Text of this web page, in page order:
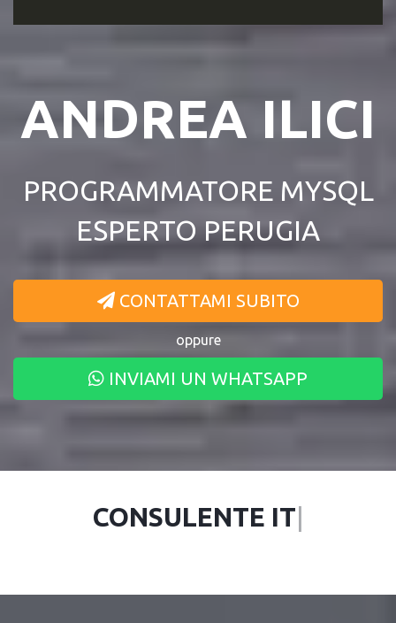
ANDREA ILICI
PROGRAMMATORE MYSQL
ESPERTO PERUGIA
CONTATTAMI SUBITO
oppure
INVIAMI UN WHATSAPP
BAC|